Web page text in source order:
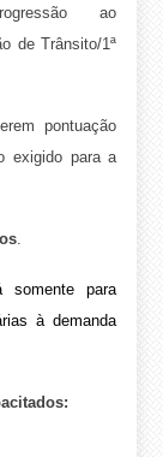
ao
de Trânsito/1ª
pontuação
exigido para a
.
somente para
à demanda